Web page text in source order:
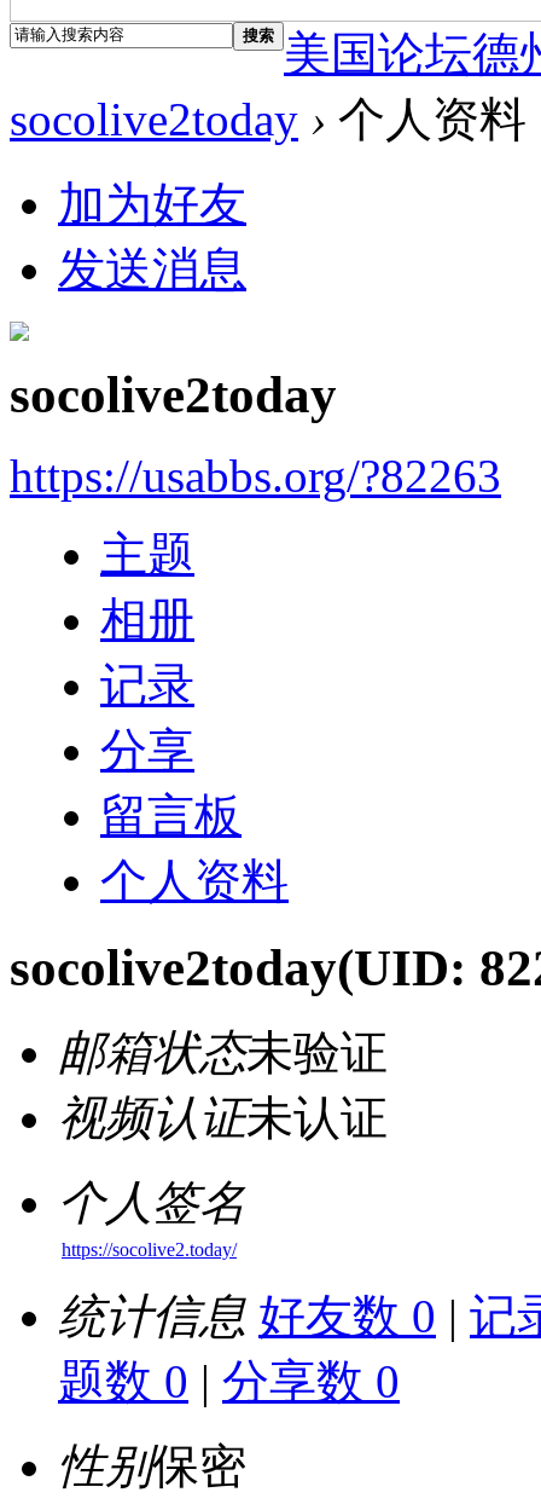
搜索
美国论坛德
socolive2today › 个人资料
加为好友
发送消息
socolive2today
https://usabbs.org/?82263
主题
相册
记录
分享
留言板
个人资料
socolive2today(UID:
邮箱状态未验证
视频认证未认证
个人签名
https://socolive2.today/
统计信息 好友数 0 | 记
题数 0 | 分享数 0
性别保密